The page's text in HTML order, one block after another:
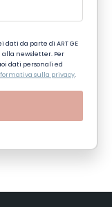
da parte di ART GE
newsletter. Per
dati personali ed
sulla privacy.